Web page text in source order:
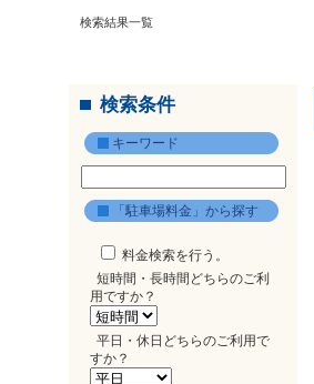
検索結果一覧
検索条件
キーワード
「駐車場料金」から探す
料金検索を行う。
短時間・長時間どちらのご利
用ですか？
平日・休日どちらのご利用で
すか？